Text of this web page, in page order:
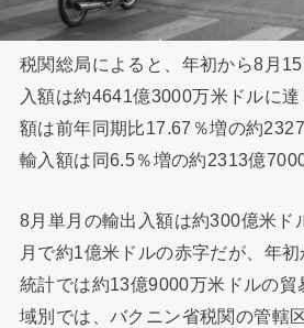
税関総局によると、年初から8月
入額は約4641億3000万米ドルに
額は前年同期比17.67％増の約
輸入額は同6.5％増の約2313億
8月単月の輸出入額は約300億米ド
月で約1億米ドルの赤字だが、年
統計では約13億9000万米ドルの
域別では、バクニン省税関の管轄